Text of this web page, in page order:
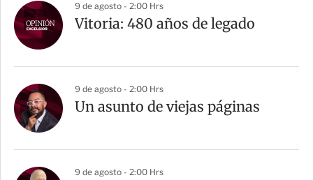
9 de agosto - 2:00 Hrs
Vitoria: 480 años de legado
9 de agosto - 2:00 Hrs
Un asunto de viejas páginas
9 de agosto - 2:00 Hrs